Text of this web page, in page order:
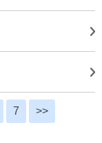
7 >>